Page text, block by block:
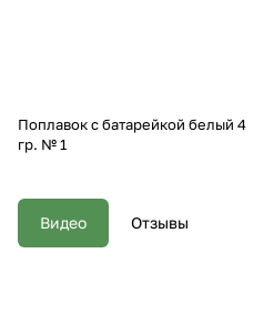
Поплавок с батарейкой белый 4
гр. № 1
Видео Отзывы